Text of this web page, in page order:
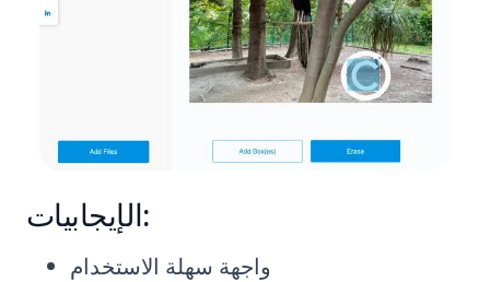
الإيجابيات:
واجهة سهلة الاستخدام